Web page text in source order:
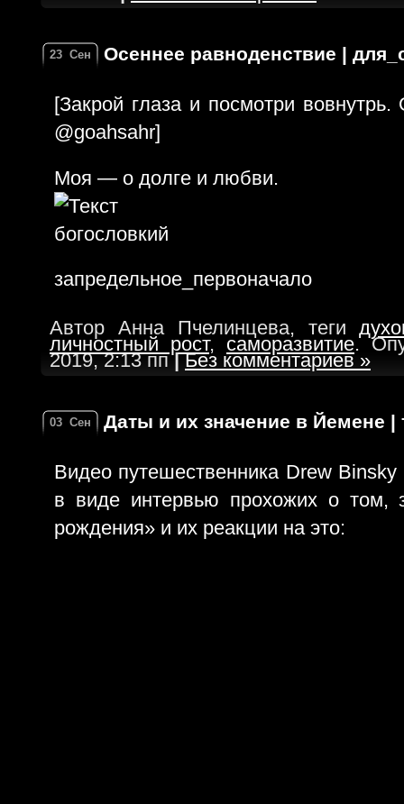
23 Сен Осеннее равноденствие |
[Закрой глаза и посмотри
@goahsahr]
Моя — о долге и любви.
запредельное_первоначало
Автор Анна Пчелинцева, теги
личностный рост, саморазвитие.
2019, 2:13 пп| Без комментариев »
03 Сен Даты и их значение в Йемене |
Видео путешественника Drew
в виде интервью прохожих о том,
рождения» и их реакции на это: